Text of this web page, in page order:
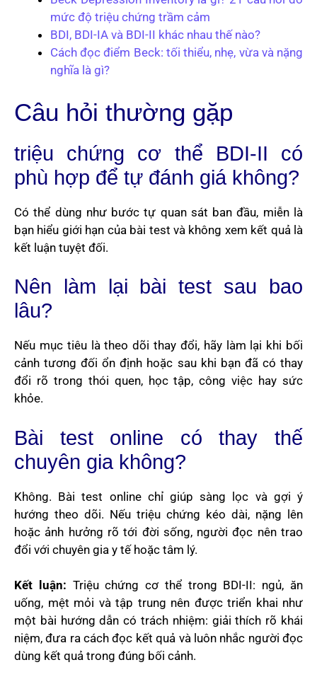
mức độ triệu chứng trầm cảm
BDI, BDI-IA và BDI-II khác nhau thế nào?
Cách đọc điểm Beck: tối thiểu, nhẹ, vừa và nặng
nghĩa là gì?
Câu hỏi thường gặp
triệu chứng cơ thể BDI-II có
phù hợp để tự đánh giá không?
Có thể dùng như bước tự quan sát ban đầu, miễn là
bạn hiểu giới hạn của bài test và không xem kết quả là
kết luận tuyệt đối.
Nên làm lại bài test sau bao
lâu?
Nếu mục tiêu là theo dõi thay đổi, hãy làm lại khi bối
cảnh tương đối ổn định hoặc sau khi bạn đã có thay
đổi rõ trong thói quen, học tập, công việc hay sức
khỏe.
Bài test online có thay thế
chuyên gia không?
Không. Bài test online chỉ giúp sàng lọc và gợi ý
hướng theo dõi. Nếu triệu chứng kéo dài, nặng lên
hoặc ảnh hưởng rõ tới đời sống, người đọc nên trao
đổi với chuyên gia y tế hoặc tâm lý.
Kết luận: Triệu chứng cơ thể trong BDI-II: ngủ, ăn
uống, mệt mỏi và tập trung nên được triển khai như
một bài hướng dẫn có trách nhiệm: giải thích rõ khái
niệm, đưa ra cách đọc kết quả và luôn nhắc người đọc
dùng kết quả trong đúng bối cảnh.